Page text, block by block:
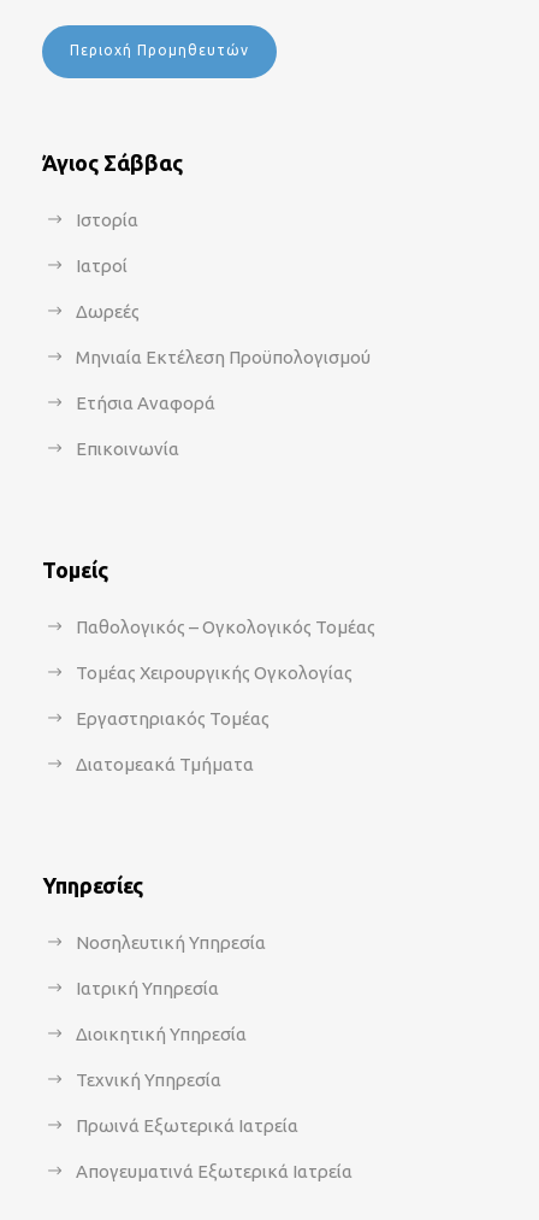
Περιοχή Προμηθευτών
Άγιος Σάββας
Ιστορία
Ιατροί
Δωρεές
Μηνιαία Εκτέλεση Προϋπολογισμού
Ετήσια Αναφορά
Επικοινωνία
Τομείς
Παθολογικός – Ογκολογικός Τομέας
Τομέας Χειρουργικής Ογκολογίας
Εργαστηριακός Τομέας
Διατομεακά Τμήματα
Υπηρεσίες
Νοσηλευτική Υπηρεσία
Ιατρική Υπηρεσία
Διοικητική Υπηρεσία
Τεχνική Υπηρεσία
Πρωινά Εξωτερικά Ιατρεία
Απογευματινά Εξωτερικά Ιατρεία